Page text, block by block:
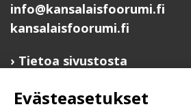
info@kansalaisfoorumi.fi
kansalaisfoorumi.fi
Tietoa sivustosta
Ilmoita järjestösi
Evästeasetukset